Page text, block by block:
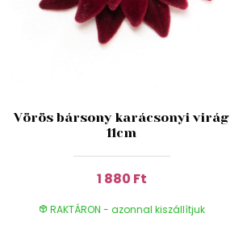
Vörös bársony karácsonyi virág
11cm
1 880 Ft
RAKTÁRON - azonnal kiszállítjuk